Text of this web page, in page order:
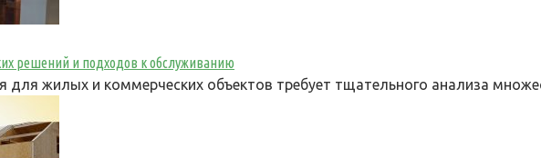
решений и подходов к обслуживанию
жилых и коммерческих объектов требует тщательного анализа